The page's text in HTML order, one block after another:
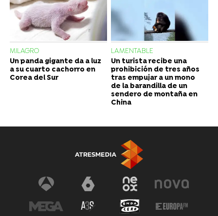
MILAGRO
Un panda gigante da a luz
a su cuarto cachorro en
Corea del Sur
LAMENTABLE
Un turista recibe una
prohibición de tres años
tras empujar a un mono
de la barandilla de un
sendero de montaña en
China